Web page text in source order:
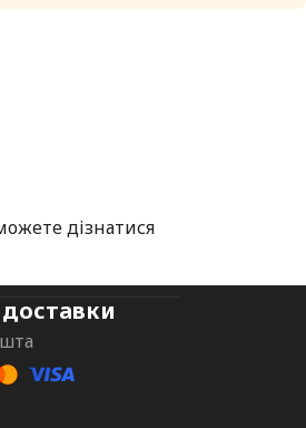
дізнатися